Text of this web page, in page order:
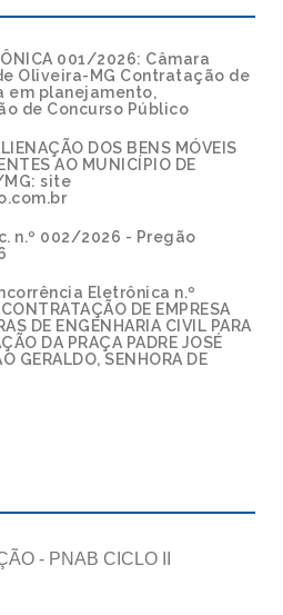
001/2026: Câmara
Oliveira-MG Contratação de
em planejamento,
de Concurso Público
DOS BENS MÓVEIS
AO MUNICÍPIO DE
MG: site
n.º 002/2026 - Pregão
Eletrônica n.º
DE EMPRESA
DE ENGENHARIA CIVIL PARA
DA PRAÇA PADRE JOSÉ
GERALDO, SENHORA DE